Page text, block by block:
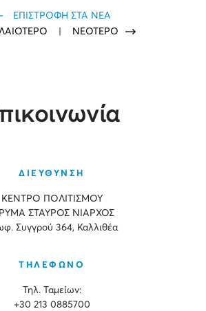
ΕΠΙΣΤΡΟΦΗ ΣΤΑ ΝΕΑ
ΝΕΟΤΕΡΟ
ΔΙΕΥΘΥΝΣΗ
ΚΕΝΤΡΟ ΠΟΛΙΤΙΣΜΟΥ
ΣΤΑΥΡΟΣ ΝΙΑΡΧΟΣ
Συγγρού 364, Καλλιθέα
ΤΗΛΕΦΩΝΟ
Τηλ. Ταμείων:
+30 213 0885700